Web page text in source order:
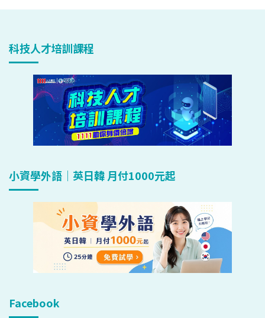
科技人才培訓課程
小資學外語｜英日韓 月付1000元起
Facebook